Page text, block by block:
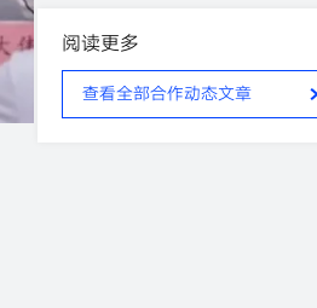
阅读更多
查看全部合作动态文章